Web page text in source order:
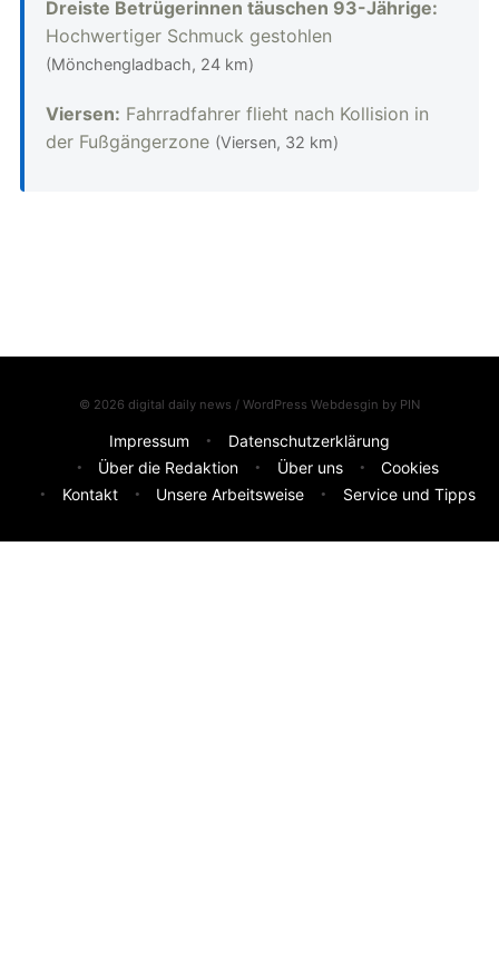
Dreiste Betrügerinnen täuschen 93-Jährige:
Hochwertiger Schmuck gestohlen
(Mönchengladbach, 24 km)
Viersen: Fahrradfahrer flieht nach Kollision in
der Fußgängerzone (Viersen, 32 km)
© 2026 digital daily news / WordPress Webdesgin by PIN
Impressum
Datenschutzerklärung
Über die Redaktion
Über uns
Cookies
Kontakt
Unsere Arbeitsweise Service und Tipps